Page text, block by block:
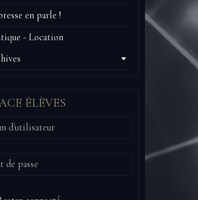
en parle !
- Location
ÉLÈVES